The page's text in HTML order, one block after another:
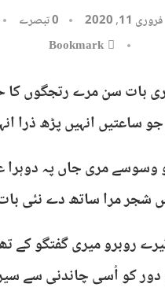
فروری 11, 2020 0 تبصرے
Bookmark
بات سن مرے رتجگوں
ساعتیں انہیں پڑھ ذرا
مری جاں پہ دوہرا
شجر مرا ساتھ دے نئی
روبرو میری گفتگو کے
کو اُسی چاندنی سے